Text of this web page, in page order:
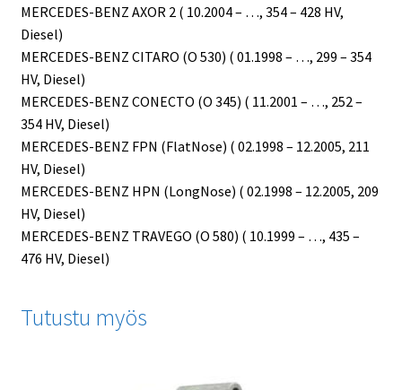
MERCEDES-BENZ AXOR 2 ( 10.2004 – …, 354 – 428 HV,
Diesel)
MERCEDES-BENZ CITARO (O 530) ( 01.1998 – …, 299 – 354
HV, Diesel)
MERCEDES-BENZ CONECTO (O 345) ( 11.2001 – …, 252 –
354 HV, Diesel)
MERCEDES-BENZ FPN (FlatNose) ( 02.1998 – 12.2005, 211
HV, Diesel)
MERCEDES-BENZ HPN (LongNose) ( 02.1998 – 12.2005, 209
HV, Diesel)
MERCEDES-BENZ TRAVEGO (O 580) ( 10.1999 – …, 435 –
476 HV, Diesel)
Tutustu myös